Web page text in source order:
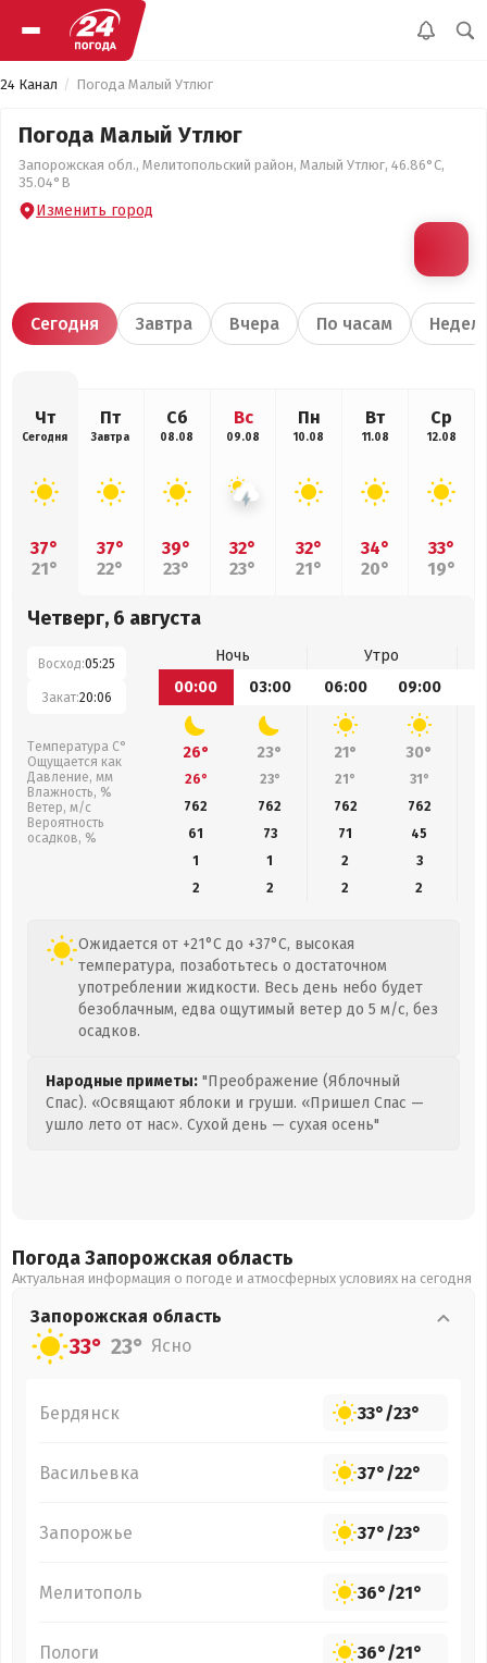
24 Канал Погода Малый Утлюг
Погода Малый Утлюг
Запорожская обл., Мелитопольский район, Малый Утлюг, 46.86°С,
35.04°В
Изменить город
Сегодня Завтра Вчера По часам
Чт
Сегодня
37°
21°
Пт
Завтра
37°
22°
Сб
08.08
39°
23°
Вс
09.08
32°
23°
Пн
10.08
32°
21°
Вт
11.08
34°
20°
Ср
12.08
33°
19°
Четверг, 6 августа
Восход:05:25
Закат:20:06
Температура С°
Ощущается как
Давление, мм
Влажность, %
Ветер, м/с
Вероятность
осадков, %
Ночь
Утро
00:00
03:00 06:00 09:00
26° 23° 21° 30°
26° 23° 21° 31°
762
762 762 762
61
73 71 45
1
1 2
3
2
2 2 2
Ожидается от +21°C до +37°C, высокая
температура, позаботьтесь о достаточном
употреблении жидкости. Весь день небо будет
безоблачным, едва ощутимый ветер до 5 м/с, без
осадков.
Народные приметы: "Преображение (Яблочный
Спас). «Освящают яблоки и груши. «Пришел Спас —
ушло лето от нас». Сухой день — сухая осень"
Погода Запорожская область
Актуальная информация о погоде и атмосферных условиях на сегодня
Запорожская область
33° 23° Ясно
Бердянск 33°/23°
Васильевка 37°/22°
Запорожье 37°/23°
Мелитополь 36°/21°
Пологи 36°/21°